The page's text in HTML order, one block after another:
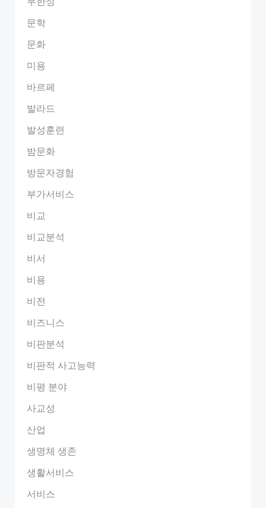
문학
문화
미용
바르페
발라드
발성훈련
밤문화
방문자경험
부가서비스
비교
비교분석
비서
비용
비전
비즈니스
비판분석
비판적 사고능력
비평 분야
사교성
산업
생명체 생존
생활서비스
서비스